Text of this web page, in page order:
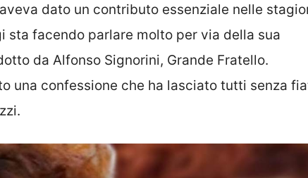
dato un contributo essenziale nelle
sta facendo parlare molto per via della sua
da Alfonso Signorini, Grande Fratello.
una confessione che ha lasciato tutti senza